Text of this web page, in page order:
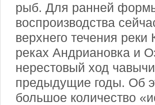
рыб. Для ранней
воспроизводства
верхнего течения
реках Андриановка и
нерестовый ход
предыдущие годы. Об
большое количество